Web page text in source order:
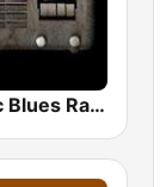
Classic Blues Radio